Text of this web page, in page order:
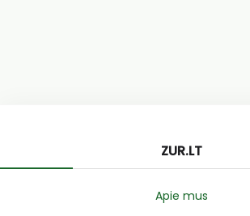
ZUR.LT
Apie mus